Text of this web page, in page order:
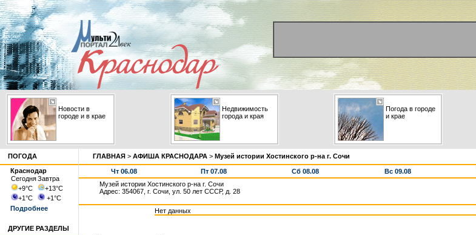
Новости в
городе и в крае
Недвижимость
города и края
Погода в городе
и крае
ПОГОДА
Краснодар
СегодняЗавтра
+9°С +13°С
+1°С +1°С
Подробнее
ДРУГИЕ РАЗДЕЛЫ
ГЛАВНАЯ > АФИША КРАСНОДАРА > Музей истории Хостинского р-на г. Сочи
Чт 06.08 Пт 07.08 Сб 08.08 Вс 09.08
Музей истории Хостинского р-на г. Сочи
Адрес: 354067, г. Сочи, ул. 50 лет СССР, д. 28
Нет данных